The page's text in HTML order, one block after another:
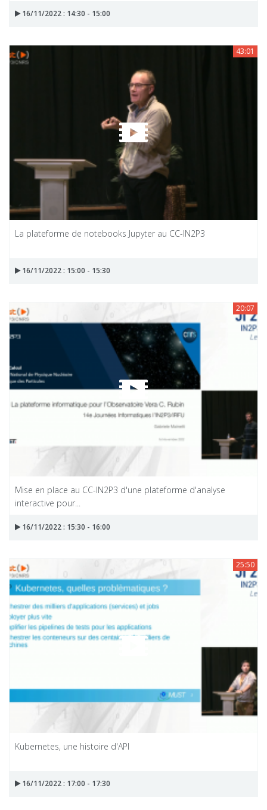
16/11/2022 : 14:30 - 15:00
43:01
La plateforme de notebooks Jupyter au CC-IN2P3
16/11/2022 : 15:00 - 15:30
20:07
Mise en place au CC-IN2P3 d'une plateforme d'analyse
interactive pour...
16/11/2022 : 15:30 - 16:00
25:50
Kubernetes, une histoire d'API
16/11/2022 : 17:00 - 17:30